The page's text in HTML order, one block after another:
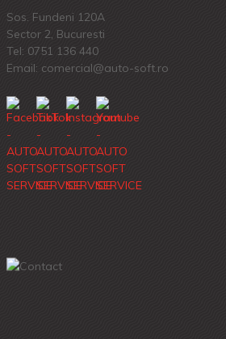
Sos. Fundeni 120A
Sector 2, Bucuresti
Tel: 0751 136 440
Email: comercial@auto-soft.ro